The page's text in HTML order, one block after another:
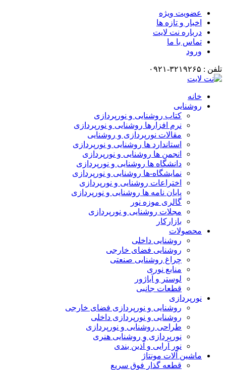
عضویت ویژه
اخبار و تازه ها
درباره نت لایت
تماس با ما
ورود
تلفن : ۳۲۱۹۲۶۵-۰۹۲۱
خانه
روشنایی
کتاب روشنایی و نورپردازی
نرم افزارها روشنایی و نورپردازی
مقالات نورپردازی و روشنایی
استاندارد ها روشنایی و نورپردازی
انجمن ها روشنایی و نورپردازی
دانشگاه ها روشنایی و نورپردازی
نمایشگاه-ها روشنایی و نورپردازی
اختراعات روشنایی و نورپردازی
پایان نامه ها روشنایی و نورپردازی
گالری موزه نور
مجلات روشنایی و نورپردازی
بازارکار
محصولات
روشنایی داخلی
روشنایی فضای خارجی
چراغ روشنایی صنعتی
منابع نوری
لوستر و آباژور
قطعات جانبی
نورپردازی
روشنایی و نورپردازی فضای خارجی
روشنایی و نورپردازی داخلی
طراحی روشنایی و نورپردازی
نورپردازی و روشنایی هنری
نور آرایی و آذین بندی
ماشین آلات مونتاژ
قطعه گذار فوق سریع